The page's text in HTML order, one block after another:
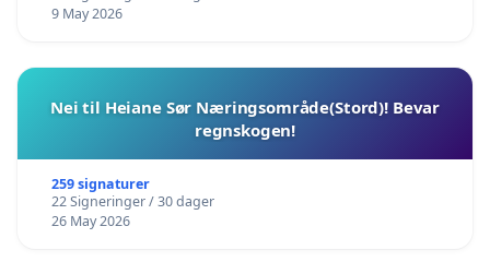
9 May 2026
Nei til Heiane Sør Næringsområde(Stord)! Bevar
regnskogen!
259 signaturer
22 Signeringer / 30 dager
26 May 2026